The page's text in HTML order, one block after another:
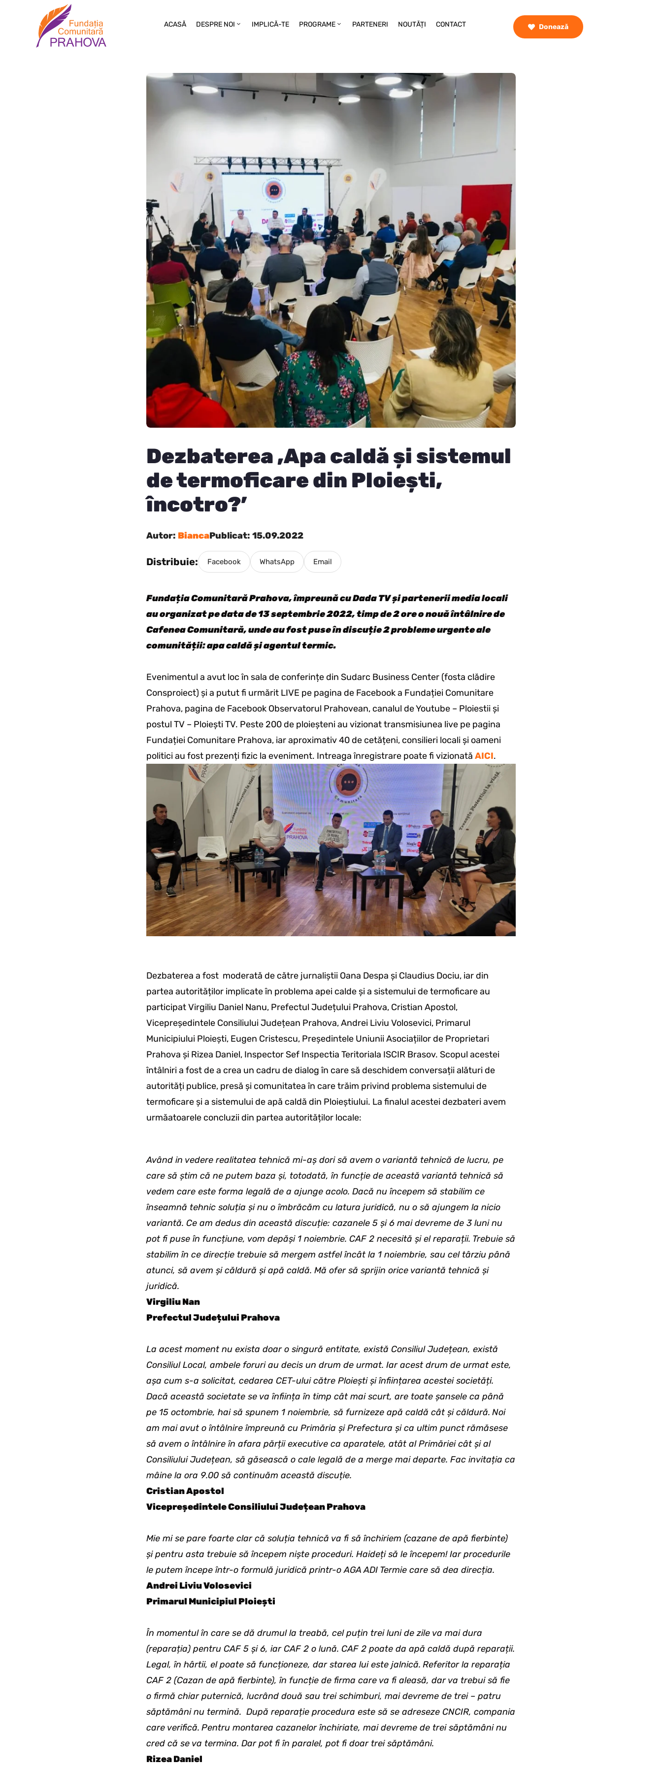
ACASĂ DESPRE NOI IMPLICĂ-TE PROGRAME PARTENERI NOUTĂȚI CONTACT Donează
Dezbaterea ‚Apa caldă și sistemul
de termoficare din Ploiești,
încotro?’
Autor: BiancaPublicat: 15.09.2022
Distribuie: Facebook WhatsApp Email
Fundația Comunitară Prahova, împreună cu Dada TV și partenerii media locali
au organizat pe data de 13 septembrie 2022, timp de 2 ore o nouă întâlnire de
Cafenea Comunitară, unde au fost puse în discuție 2 probleme urgente ale
comunității: apa caldă și agentul termic.
Evenimentul a avut loc în sala de conferințe din Sudarc Business Center (fosta clădire
Consproiect) și a putut fi urmărit LIVE pe pagina de Facebook a Fundației Comunitare
Prahova, pagina de Facebook Observatorul Prahovean, canalul de Youtube – Ploiestii și
postul TV – Ploiești TV. Peste 200 de ploieșteni au vizionat transmisiunea live pe pagina
Fundației Comunitare Prahova, iar aproximativ 40 de cetățeni, consilieri locali și oameni
politici au fost prezenți fizic la eveniment. Intreaga înregistrare poate fi vizionată AICI.
Dezbaterea a fost moderată de către jurnaliștii Oana Despa și Claudius Dociu, iar din
partea autorităților implicate în problema apei calde și a sistemului de termoficare au
participat Virgiliu Daniel Nanu, Prefectul Județului Prahova, Cristian Apostol,
Vicepreședintele Consiliului Județean Prahova, Andrei Liviu Volosevici, Primarul
Municipiului Ploiești, Eugen Cristescu, Președintele Uniunii Asociațiilor de Proprietari
Prahova și Rizea Daniel, Inspector Sef Inspectia Teritoriala ISCIR Brasov. Scopul acestei
întâlniri a fost de a crea un cadru de dialog în care să deschidem conversații alături de
autorități publice, presă și comunitatea în care trăim privind problema sistemului de
termoficare și a sistemului de apă caldă din Ploieștiului. La finalul acestei dezbateri avem
urmăatoarele concluzii din partea autorităților locale:
Având in vedere realitatea tehnică mi-aș dori să avem o variantă tehnică de lucru, pe
care să știm că ne putem baza și, totodată, în funcție de această variantă tehnică să
vedem care este forma legală de a ajunge acolo. Dacă nu începem să stabilim ce
înseamnă tehnic soluția și nu o îmbrăcăm cu latura juridică, nu o să ajungem la nicio
variantă. Ce am dedus din această discuție: cazanele 5 și 6 mai devreme de 3 luni nu
pot fi puse în funcțiune, vom depăși 1 noiembrie. CAF 2 necesită și el reparații. Trebuie să
stabilim în ce direcție trebuie să mergem astfel încât la 1 noiembrie, sau cel târziu până
atunci, să avem și căldură și apă caldă. Mă ofer să sprijin orice variantă tehnică și
juridică.
Virgiliu Nan
Prefectul Județului Prahova
La acest moment nu exista doar o singură entitate, există Consiliul Județean, există
Consiliul Local, ambele foruri au decis un drum de urmat. Iar acest drum de urmat este,
așa cum s-a solicitat, cedarea CET-ului către Ploiești și înființarea acestei societăți.
Dacă această societate se va înființa în timp cât mai scurt, are toate șansele ca până
pe 15 octombrie, hai să spunem 1 noiembrie, să furnizeze apă caldă cât și căldură. Noi
am mai avut o întâlnire împreună cu Primăria și Prefectura și ca ultim punct rămăsese
să avem o întâlnire în afara părții executive ca aparatele, atât al Primăriei cât și al
Consiliului Județean, să găsească o cale legală de a merge mai departe. Fac invitația ca
mâine la ora 9.00 să continuăm această discuție.
Cristian Apostol
Vicepreședintele Consiliului Județean Prahova
Mie mi se pare foarte clar că soluția tehnică va fi să închiriem (cazane de apă fierbinte)
și pentru asta trebuie să începem niște proceduri. Haideți să le începem! Iar procedurile
le putem începe într-o formulă juridică printr-o AGA ADI Termie care să dea direcția.
Andrei Liviu Volosevici
Primarul Municipiul Ploiești
În momentul în care se dă drumul la treabă, cel puțin trei luni de zile va mai dura
(reparația) pentru CAF 5 și 6, iar CAF 2 o lună. CAF 2 poate da apă caldă după reparații.
Legal, în hârtii, el poate să funcționeze, dar starea lui este jalnică. Referitor la reparația
CAF 2 (Cazan de apă fierbinte), în funcție de firma care va fi aleasă, dar va trebui să fie
o firmă chiar puternică, lucrând două sau trei schimburi, mai devreme de trei – patru
săptămâni nu termină. După reparație procedura este să se adreseze CNCIR, compania
care verifică. Pentru montarea cazanelor închiriate, mai devreme de trei săptămâni nu
cred că se va termina. Dar pot fi în paralel, pot fi doar trei săptămâni.
Rizea Daniel